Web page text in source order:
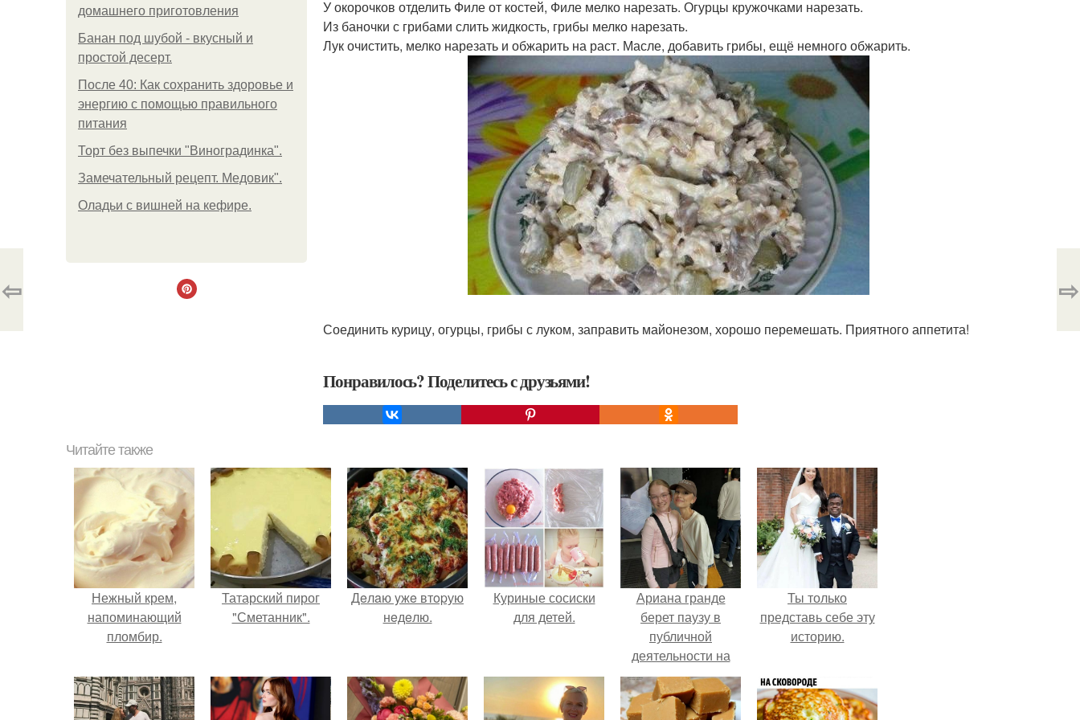
домашнего приготовления
Банан под шубой - вкусный и
простой десерт.
После 40: Как сохранить здоровье и
энергию с помощью правильного
питания
Торт без выпечки "Виноградинка".
Замечательный рецепт. Медовик".
Оладьи с вишней на кефире.
У окорочков отделить Филе от костей, Филе мелко нарезать. Огурцы кружочками нарезать.
Из баночки с грибами слить жидкость, грибы мелко нарезать.
Лук очистить, мелко нарезать и обжарить на раст. Масле, добавить грибы, ещё немного обжарить.
Соединить курицу, огурцы, грибы с луком, заправить майонезом, хорошо перемешать. Приятного аппетита!
Понравилось? Поделитесь с друзьями!
⇦ ⇨
Читайте также
Нежный крем,
напоминающий
пломбир.
Татарский пирог
"Сметанник".
Дeлaю yжe втopую
нeдeлю.
Куриные сосиски
для детей.
Ариана гранде
берет паузу в
публичной
деятельности на
фоне слухов о
своем здоровье.
Ты только
представь себе эту
историю.